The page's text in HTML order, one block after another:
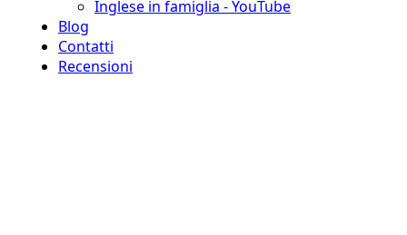
Inglese in famiglia - YouTube
Blog
Contatti
Recensioni